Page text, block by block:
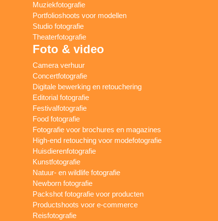
Muziekfotografie
Portfolioshoots voor modellen
Studio fotografie
Theaterfotografie
Foto & video
Camera verhuur
Concertfotografie
Digitale bewerking en retouchering
Editorial fotografie
Festivalfotografie
Food fotografie
Fotografie voor brochures en magazines
High-end retouching voor modefotografie
Huisdierenfotografie
Kunstfotografie
Natuur- en wildlife fotografie
Newborn fotografie
Packshot fotografie voor producten
Productshoots voor e-commerce
Reisfotografie